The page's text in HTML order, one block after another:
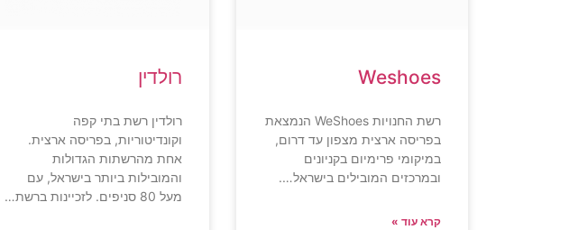
Weshoes
רשת החנויות WeShoes הנמצאת
בפריסה ארצית מצפון עד דרום,
במיקומי פרימיום בקניונים
ובמרכזים המובילים בישראל….
קרא עוד »
רולדין
רולדין רשת בתי קפה
וקונדיטוריות, בפריסה ארצית.
אחת מהרשתות הגדולות
והמובילות ביותר בישראל, עם
מעל 80 סניפים. לזכיינות ברשת…